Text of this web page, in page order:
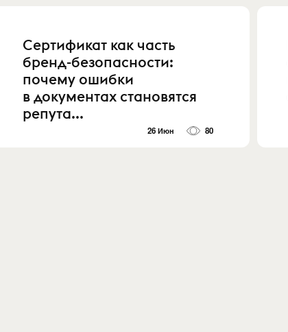
Сертификат как часть
бренд-безопасности:
почему ошибки
в документах становятся
репута...
26 Июн 80